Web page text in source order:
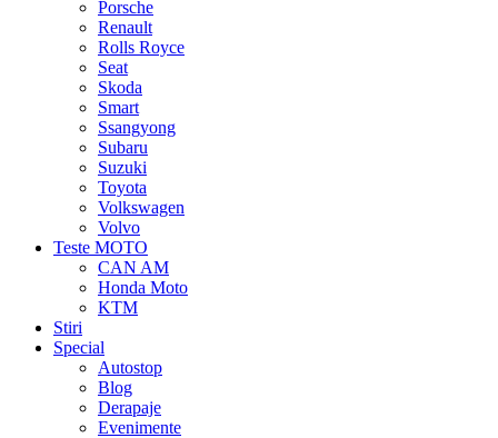
Porsche
Renault
Rolls Royce
Seat
Skoda
Smart
Ssangyong
Subaru
Suzuki
Toyota
Volkswagen
Volvo
Teste MOTO
CAN AM
Honda Moto
KTM
Stiri
Special
Autostop
Blog
Derapaje
Evenimente